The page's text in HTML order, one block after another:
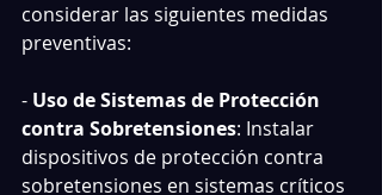
considerar las siguientes medidas
preventivas:
- Uso de Sistemas de Protección
contra Sobretensiones: Instalar
dispositivos de protección contra
sobretensiones en sistemas críticos